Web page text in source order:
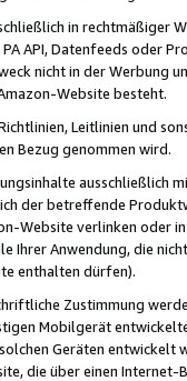
in rechtmäßiger
API, Datenfeeds oder
nicht in der Werbung
Website besteht.
Leitlinien und
Bezug genommen wird.
ausschließlich
der betreffende
Website verlinken oder
Ihrer Anwendung, die
enthalten dürfen).
Zustimmung
Mobilgerät
Geräten
die über einen